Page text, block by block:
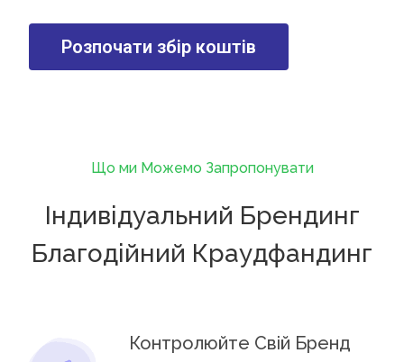
Розпочати збір коштів
Що ми Можемо Запропонувати
Індивідуальний Брендинг
Благодійний Краудфандинг
Контролюйте Свій Бренд